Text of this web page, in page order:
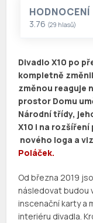
3.76 (29 hlasů)
Divadlo X10 po
kompletně
změnou reaguje
prostor Domu
Národní třídy,
X10 i na
nového loga a
Poláček.
Od března 2019
následovat budou
inscenační karty a
interiéru divadla.